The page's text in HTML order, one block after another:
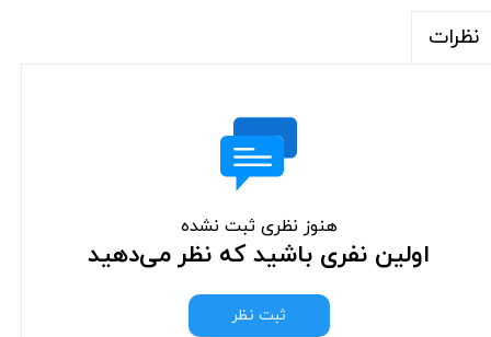
نظرات
هنوز نظری ثبت نشده
اولین نفری باشید که نظر می‌دهید
ثبت نظر